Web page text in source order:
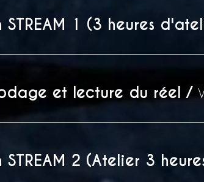
STREAM 1 (3 heures
et lecture du réel /
STREAM 2 (Atelier 3